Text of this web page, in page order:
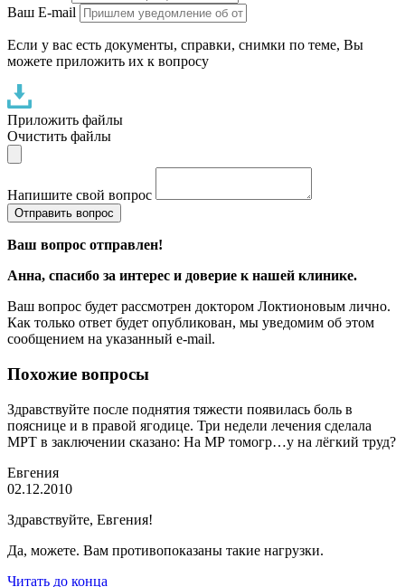
Ваш E-mail
Если у вас есть документы, справки, снимки по теме, Вы
можете приложить их к вопросу
Приложить файлы
Очистить файлы
Напишите свой вопрос
Отправить вопрос
Ваш вопрос отправлен!
Анна, спасибо за интерес и доверие к нашей клинике.
Ваш вопрос будет рассмотрен доктором Локтионовым лично.
Как только ответ будет опубликован, мы уведомим об этом
сообщением на указанный e-mail.
Похожие вопросы
Здравствуйте после поднятия тяжести появилась боль в
пояснице и в правой ягодице. Три недели лечения сделала
МРТ в заключении сказано: На МР томогр…у на лёгкий труд?
Евгения
02.12.2010
Здравствуйте, Евгения!
Да, можете. Вам противопоказаны такие нагрузки.
Читать до конца